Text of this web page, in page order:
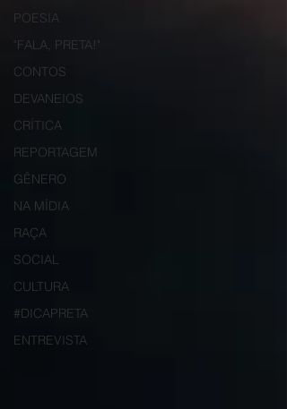
POESIA
"FALA, PRETA!"
CONTOS
DEVANEIOS
CRÍTICA
REPORTAGEM
GÊNERO
NA MÍDIA
RAÇA
SOCIAL
CULTURA
#DICAPRETA
ENTREVISTA